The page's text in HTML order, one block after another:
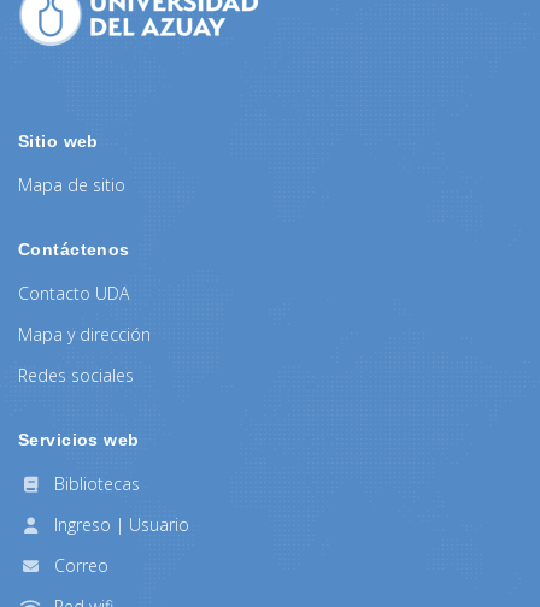
Sitio web
Mapa de sitio
Contáctenos
Contacto UDA
Mapa y dirección
Redes sociales
Servicios web
Bibliotecas
Ingreso | Usuario
Correo